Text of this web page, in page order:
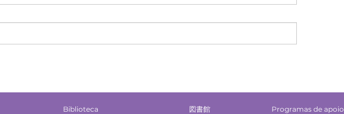
Biblioteca
図書館
Programas de apoio